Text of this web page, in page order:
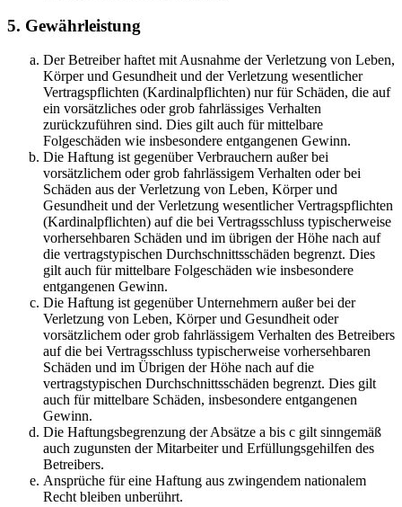
5. Gewährleistung
Der Betreiber haftet mit Ausnahme der Verletzung von Leben,
Körper und Gesundheit und der Verletzung wesentlicher
Vertragspflichten (Kardinalpflichten) nur für Schäden, die auf
ein vorsätzliches oder grob fahrlässiges Verhalten
zurückzuführen sind. Dies gilt auch für mittelbare
Folgeschäden wie insbesondere entgangenen Gewinn.
Die Haftung ist gegenüber Verbrauchern außer bei
vorsätzlichem oder grob fahrlässigem Verhalten oder bei
Schäden aus der Verletzung von Leben, Körper und
Gesundheit und der Verletzung wesentlicher Vertragspflichten
(Kardinalpflichten) auf die bei Vertragsschluss typischerweise
vorhersehbaren Schäden und im übrigen der Höhe nach auf
die vertragstypischen Durchschnittsschäden begrenzt. Dies
gilt auch für mittelbare Folgeschäden wie insbesondere
entgangenen Gewinn.
Die Haftung ist gegenüber Unternehmern außer bei der
Verletzung von Leben, Körper und Gesundheit oder
vorsätzlichem oder grob fahrlässigem Verhalten des Betreibers
auf die bei Vertragsschluss typischerweise vorhersehbaren
Schäden und im Übrigen der Höhe nach auf die
vertragstypischen Durchschnittsschäden begrenzt. Dies gilt
auch für mittelbare Schäden, insbesondere entgangenen
Gewinn.
Die Haftungsbegrenzung der Absätze a bis c gilt sinngemäß
auch zugunsten der Mitarbeiter und Erfüllungsgehilfen des
Betreibers.
Ansprüche für eine Haftung aus zwingendem nationalem
Recht bleiben unberührt.